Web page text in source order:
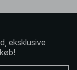
eksklusive